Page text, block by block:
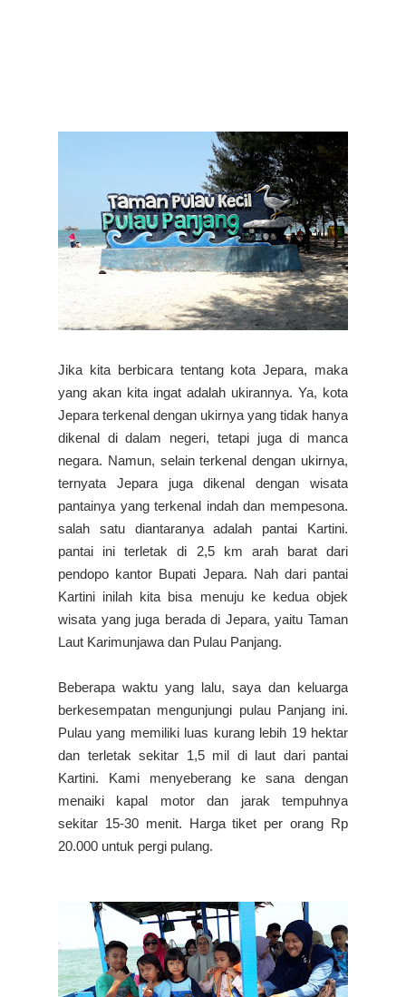
Jika kita berbicara tentang kota Jepara, maka
yang akan kita ingat adalah ukirannya. Ya, kota
Jepara terkenal dengan ukirnya yang tidak hanya
dikenal di dalam negeri, tetapi juga di manca
negara. Namun, selain terkenal dengan ukirnya,
ternyata Jepara juga dikenal dengan wisata
pantainya yang terkenal indah dan mempesona.
salah satu diantaranya adalah pantai Kartini.
pantai ini terletak di 2,5 km arah barat dari
pendopo kantor Bupati Jepara. Nah dari pantai
Kartini inilah kita bisa menuju ke kedua objek
wisata yang juga berada di Jepara, yaitu Taman
Laut Karimunjawa dan Pulau Panjang.
Beberapa waktu yang lalu, saya dan keluarga
berkesempatan mengunjungi pulau Panjang ini.
Pulau yang memiliki luas kurang lebih 19 hektar
dan terletak sekitar 1,5 mil di laut dari pantai
Kartini. Kami menyeberang ke sana dengan
menaiki kapal motor dan jarak tempuhnya
sekitar 15-30 menit. Harga tiket per orang Rp
20.000 untuk pergi pulang.